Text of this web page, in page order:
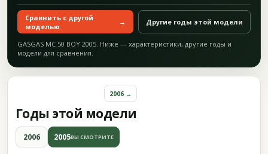
Сравнить с другой
моделью
→ Другие годы этой модели
GASGAS MC 50 BOY 2005. Ниже — характеристики, другие годы и
модели для сравнения.
Годы этой модели
2006 →
2006 2005ВЫ СМОТРИТЕ